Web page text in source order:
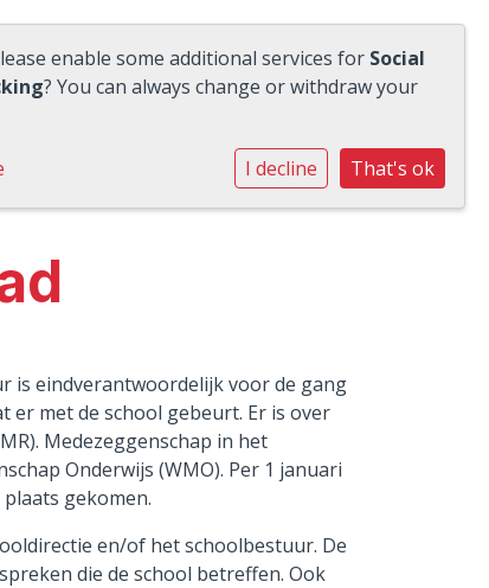
is eindverantwoordelijk voor de gang
er met de school gebeurt. Er is over
Medezeggenschap in het
Onderwijs (WMO). Per 1 januari
plaats gekomen.
en/of het schoolbestuur. De
die de school betreffen. Ook
enable some additional services for Social
? You can always change or withdraw your
I decline That's ok